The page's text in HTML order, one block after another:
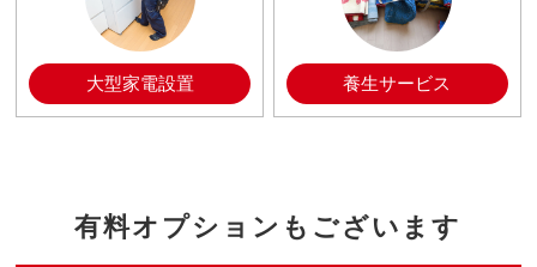
大型家電設置 養生サービス
有料オプションもございます